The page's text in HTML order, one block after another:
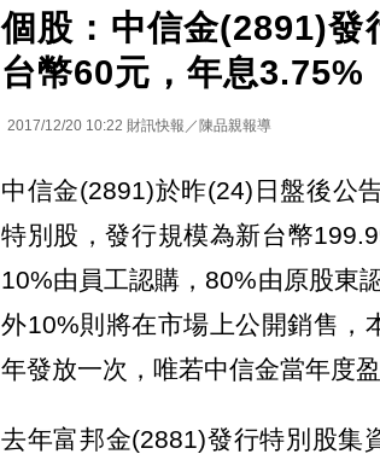
個股：中信金(2891)發
台幣60元，年息3.75%
2017/12/20 10:22 財訊快報／陳品親報導
中信金(2891)於昨(24)日盤後公
特別股，發行規模為新台幣
10%由員工認購，80%由原股東
外10%則將在市場上公開銷售，
年發放一次，唯若中信金當年度
去年富邦金(2881)發行特別股集